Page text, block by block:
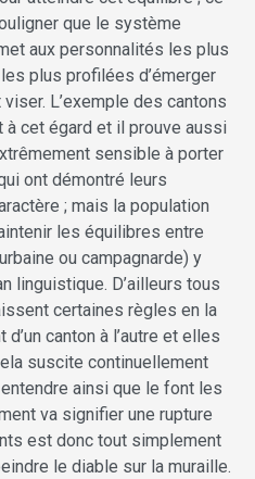
que le système
aux personnalités les plus
plus profilées d’émerger
viser. L’exemple des cantons
cet égard et il prouve aussi
sensible à porter
ont démontré leurs
; mais la population
les équilibres entre
ou campagnarde) y
linguistique. D’ailleurs tous
certaines règles en la
canton à l’autre et elles
suscite continuellement
ainsi que le font les
va signifier une rupture
est donc tout simplement
le diable sur la muraille.